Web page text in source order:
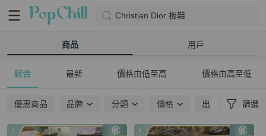
Christian Dior 板鞋
商品 用戶
綜合 最新 價格由低至高 價格由高至低
優惠商品 品牌 分類 價格 出貨地點 篩選